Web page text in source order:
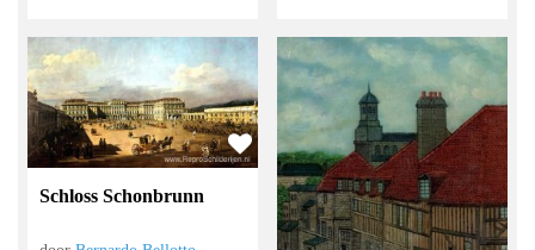
Schloss Schonbrunn